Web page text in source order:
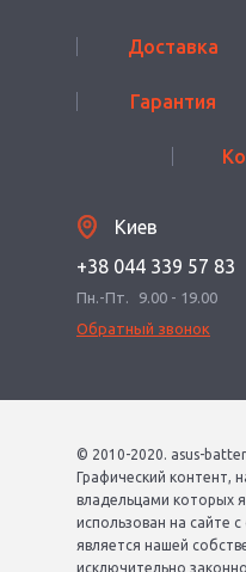
Доставка
Гарантия
Киев
+38 044 339 57 83
Пн.-Пт.
9.00 - 19.00
Обратный звонок
© 2010-2020. asus-
Графический контент,
владельцами которых
использован на сайте
является нашей
исключительно